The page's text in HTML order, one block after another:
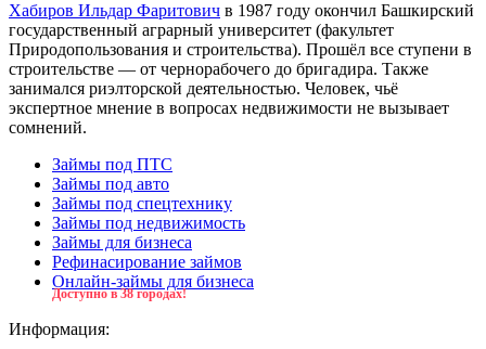
Хабиров Ильдар Фаритович в 1987 году окончил Башкирский
государственный аграрный университет (факультет
Природопользования и строительства). Прошёл все ступени в
строительстве — от чернорабочего до бригадира. Также
занимался риэлторской деятельностью. Человек, чьё
экспертное мнение в вопросах недвижимости не вызывает
сомнений.
Займы под ПТС
Займы под авто
Займы под спецтехнику
Займы под недвижимость
Займы для бизнеса
Рефинасирование займов
Онлайн-займы для бизнеса
Доступно в 38 городах!
Информация: